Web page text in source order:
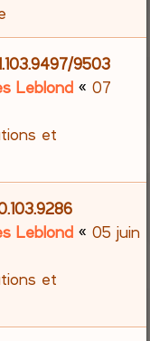
9503
Leblond «07
et
Leblond «05 juin
et